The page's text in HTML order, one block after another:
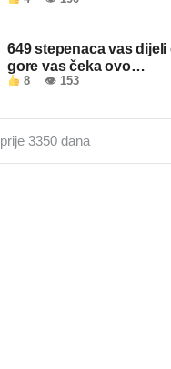
649 stepenaca vas dijeli
gore vas čeka ovo…
8 👁 153
prije 3350 dana